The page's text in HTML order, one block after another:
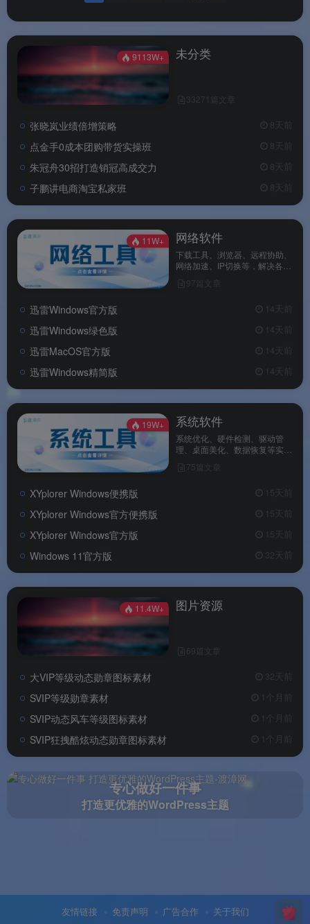
9113W+ 未分类
33271篇文章
张晓岚业绩倍增策略 8天前
点金手0成本团购带货实操班 8天前
朱冠舟30招打造销冠高成交力 8天前
子鹏讲电商淘宝私家班 8天前
11W+ 网络软件
下载工具、浏览器、远程协助、
网络加速、IP切换等，解决各种
97篇文章
迅雷Windows官方版 14天前
迅雷Windows绿色版 14天前
迅雷MacOS官方版 14天前
迅雷Windows精简版 14天前
19W+ 系统软件
系统优化、硬件检测、驱动管
理、桌面美化、数据恢复等实用
75篇文章
XYplorer Windows便携版 15天前
XYplorer Windows官方便携版 15天前
XYplorer Windows官方版 15天前
Windows 11官方版 32天前
11.4W+ 图片资源
69篇文章
大VIP等级动态勋章图标素材 32天前
SVIP等级勋章素材 1个月前
SVIP动态风车等级图标素材 1个月前
SVIP狂拽酷炫动态勋章图标素材 1个月前
专心做好一件事
打造更优雅的WordPress主题
友情链接 免责声明 广告合作 关于我们